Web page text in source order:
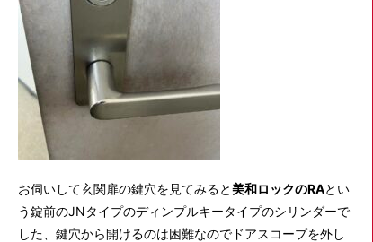
お伺いして玄関扉の鍵穴を見てみると美和ロックのRAとい
う錠前のJNタイプのディンプルキータイプのシリンダーで
した、鍵穴から開けるのは困難なのでドアスコープを外し